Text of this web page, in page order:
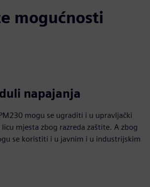
mogućnosti
napajanja
mogu se ugraditi i u upravljački
mjesta zbog razreda zaštite. A zbog
se koristiti i u javnim i u industrijskim